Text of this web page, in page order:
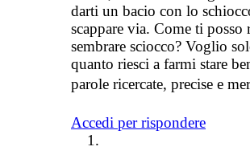
darti un bacio con lo
scappare via. Come ti posso
sembrare sciocco? Voglio
quanto riesci a farmi stare
parole ricercate, precise e
Accedi per rispondere